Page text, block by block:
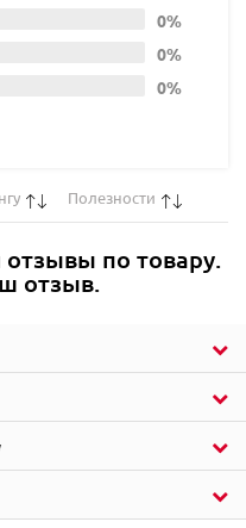
0%
0%
0%
Полезности
отзывы по товару.
отзыв.